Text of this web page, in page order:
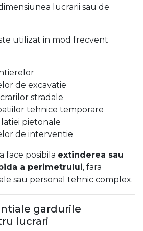
lucrarii sau de
utilizat in mod frecvent
de excavatie
stradale
tehnice temporare
pietonale
de interventie
face posibila extinderea sau
a perimetrului, fara
sau personal tehnic complex.
gardurile
lucrari